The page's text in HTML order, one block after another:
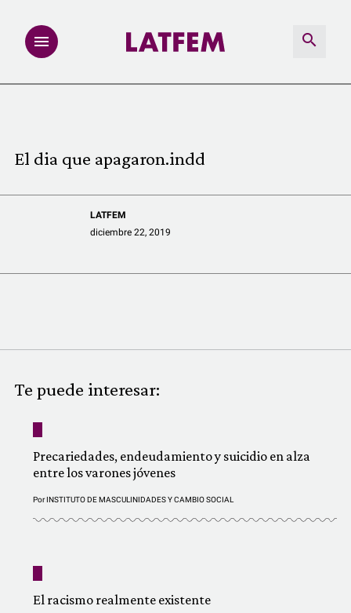
REDACCIÓN ABIERTA
LATFEMLAB.
QUIÉNES SOMOS
El dia que apagaron.indd
LATFEM
diciembre 22, 2019
Te puede interesar:
Precariedades, endeudamiento y suicidio en alza
entre los varones jóvenes
PorINSTITUTO DE MASCULINIDADES Y CAMBIO SOCIAL
El racismo realmente existente